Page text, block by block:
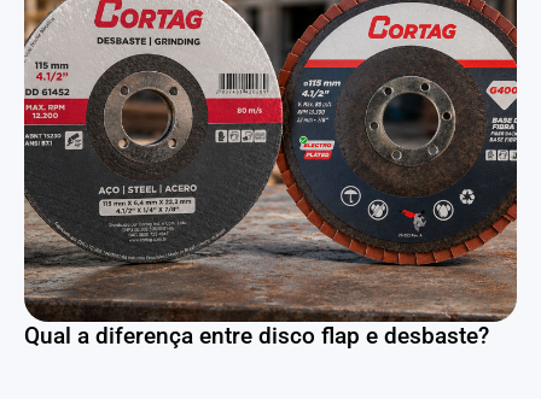
Qual a diferença entre disco flap e desbaste?